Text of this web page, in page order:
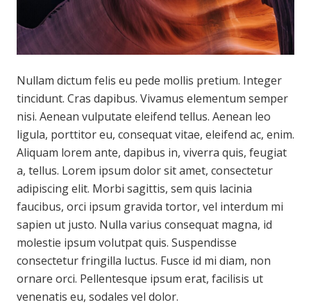
Nullam dictum felis eu pede mollis pretium. Integer
tincidunt. Cras dapibus. Vivamus elementum semper
nisi. Aenean vulputate eleifend tellus. Aenean leo
ligula, porttitor eu, consequat vitae, eleifend ac, enim.
Aliquam lorem ante, dapibus in, viverra quis, feugiat
a, tellus. Lorem ipsum dolor sit amet, consectetur
adipiscing elit. Morbi sagittis, sem quis lacinia
faucibus, orci ipsum gravida tortor, vel interdum mi
sapien ut justo. Nulla varius consequat magna, id
molestie ipsum volutpat quis. Suspendisse
consectetur fringilla luctus. Fusce id mi diam, non
ornare orci. Pellentesque ipsum erat, facilisis ut
venenatis eu, sodales vel dolor.